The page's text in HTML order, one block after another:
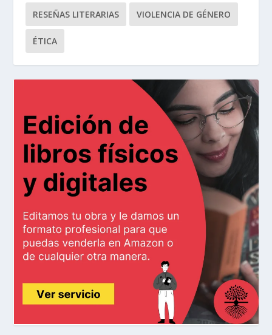
RESEÑAS LITERARIAS VIOLENCIA DE GÉNERO
ÉTICA